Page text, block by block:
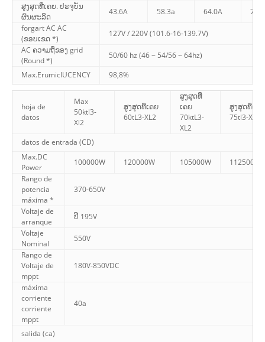
ສູງສຸດທີ່ເຄຍ. ປະຈຸບັນ
ຜົນຜະລິດ
43.6A 58.3a 64.0A
forgart AC AC
(ຂອບເຂດ *)
127V / 220V (101.6-16-139.7V)
AC ຄວາມຖີ່ຂອງ grid
(Round *)
50/60 hz (46 ~ 54/56 ~ 64hz)
Max.ErumicIUCENCY
98,8%
hoja de
datos
Max
50ktl3-
Xl2
ສູງສຸດທີ່ເຄຍ
60tL3-XL2
ສູງສຸດທີ່
ເຄຍ
70ktL3-
XL2
ສູງສຸດທີ່ເຄຍ
75tl3-Xl2
datos de entrada (CD)
Max.DC
Power
100000W 120000W 105000W
112500W
Rango de
potencia
máxima *
370-650V
Voltaje de
arranque
ປີ 195V
Voltaje
Nominal
550V
Rango de
Voltaje de
mppt
180V-850VDC
máxima
corriente
corriente
mppt
40a
salida (ca)
ກະລຸນາໃສ່ລະຫັດຜ່ານ